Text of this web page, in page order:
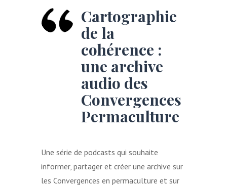
Cartographie
de la
cohérence :
une archive
audio des
Convergences
Permaculture
Une série de podcasts qui souhaite
informer, partager et créer une archive sur
les Convergences en permaculture et sur